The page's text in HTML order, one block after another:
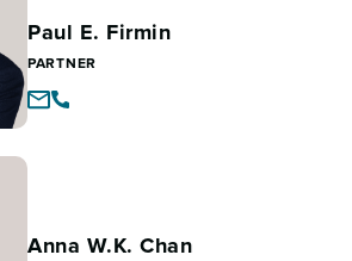
Paul E. Firmin
PARTNER
Anna W.K. Chan